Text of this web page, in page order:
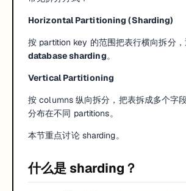
Horizontal Partitioning (Sharding)
按 partition key 的范围把表行横向拆分
database sharding。
Vertical Partitioning
按 columns 纵向拆分，把表拆成多个字
分布在不同 partitions。
本节重点讨论 sharding。
什么是 sharding？